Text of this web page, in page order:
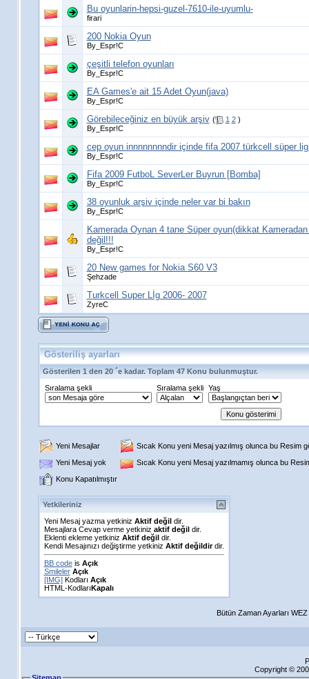
Bu oyunlarin-hepsi-guzel-7610-ile-uyumlu-
firari
200 Nokia Oyun
By_Espr!C
çeşitli telefon oyunları
By_Espr!C
EA Games'e ait 15 Adet Oyun(java)
By_Espr!C
Görebileceğiniz en büyük arşiv ( 1 2 )
By_Espr!C
cep oyun innnnnnnndir içinde fifa 2007 türkcell süper
By_Espr!C
Fifa 2009 FutboL SeverLer Buyrun [Bomba]
By_Espr!C
38 oyunluk arşiv içinde neler var bi bakın
By_Espr!C
Kamerada Oynan 4 tane Süper oyun(dikkat
değil!!!
By_Espr!C
20 New games for Nokia S60 V3
Şehzade
Turkcell Super Lİg 2006- 2007
ZyreC
Gösteriliş ayarları
Gösterilen 1 den 20 ´e kadar. Toplam 47 Konu bulunmuştur.
Sıralama şekli
Sıralama şekli Yaş
Yeni Mesajlar
Sıcak Konu yeni Mesaj yazılmış olunca bu Resim
Yeni Mesaj yok
Sıcak Konu yeni Mesaj yazılmamış olunca bu
Konu Kapatılmıştır
Yetkileriniz
Yeni Mesaj yazma yetkiniz Aktif değildir.
Mesajlara Cevap verme yetkiniz aktif değildir.
Eklenti ekleme yetkiniz Aktif değildir.
Kendi Mesajınızı değiştirme yetkiniz Aktif değildirdir.
BB codeis Açık
Smileler Açık
[IMG]Kodları Açık
HTML-KodlarıKapalı
Bütün Zaman Ayarları
Copyright ©